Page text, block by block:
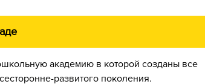
академию в которой созданы все
развитого поколения.